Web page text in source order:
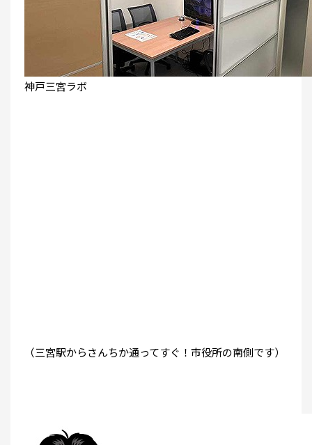
神戸三宮ラボ
（三宮駅からさんちか通ってすぐ！市役所の南側です）